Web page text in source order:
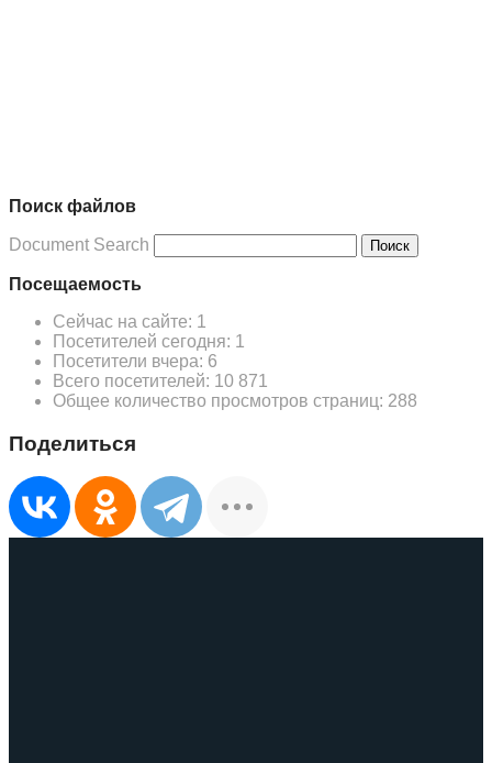
Поиск файлов
Document Search Поиск
Посещаемость
Сейчас на сайте: 1
Посетителей сегодня: 1
Посетители вчера: 6
Всего посетителей: 10 871
Общее количество просмотров страниц: 288
Поделиться